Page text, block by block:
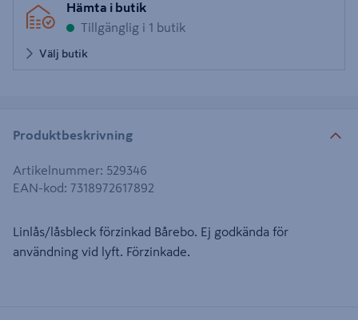
Hämta i butik
Tillgänglig i 1 butik
Välj butik
Produktbeskrivning
Artikelnummer: 529346
EAN-kod: 7318972617892
Linlås/låsbleck förzinkad Bårebo. Ej godkända för
användning vid lyft. Förzinkade.